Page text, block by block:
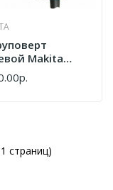
Makita
+ Набор
Шт. D-65028
страниц)